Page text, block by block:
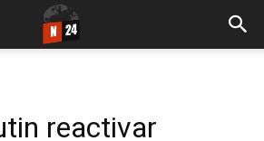
reactivar